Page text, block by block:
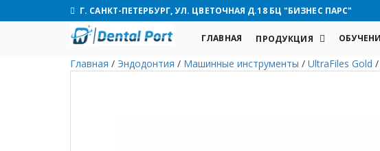
Г. САНКТ-ПЕТЕРБУРГ, УЛ. ЦВЕТОЧНАЯ Д.18 БЦ "БИЗНЕС ПАРС"
ГЛАВНАЯ ПРОДУКЦИЯ
Главная / Эндодонтия / Машинные инструменты / UltraFiles Gold /